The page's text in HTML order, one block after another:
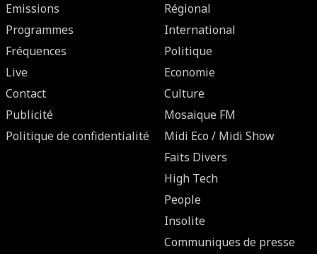
Emissions
Programmes
Fréquences
Live
Contact
Publicité
Politique de confidentialité
Régional
International
Politique
Economie
Culture
Mosaique FM
Midi Eco / Midi Show
Faits Divers
High Tech
People
Insolite
Communiques de presse